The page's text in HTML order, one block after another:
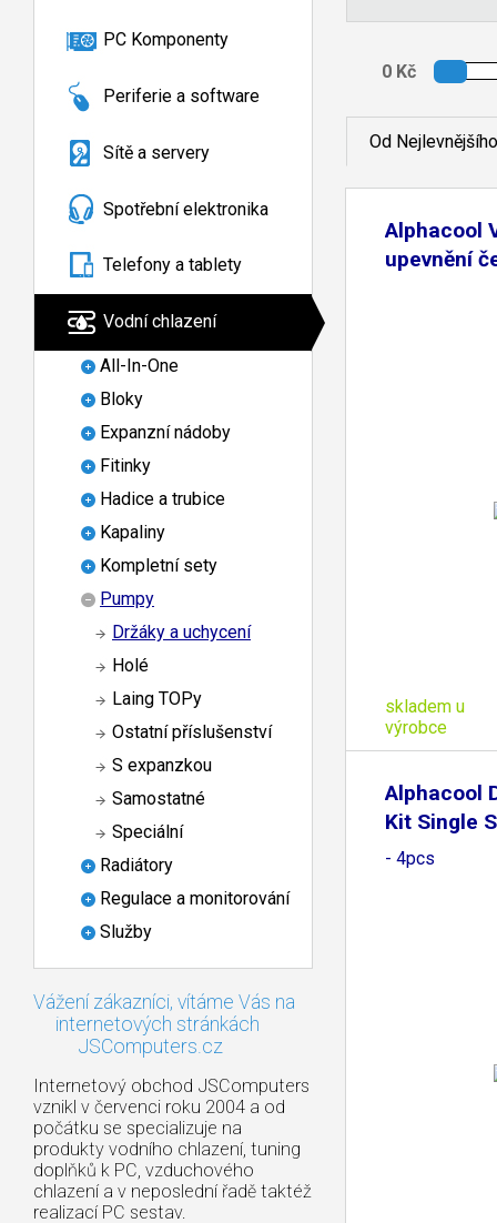
PC Komponenty
Periferie a software
Sítě a servery
Spotřební elektronika
Telefony a tablety
Vodní chlazení
All-In-One
Bloky
Expanzní nádoby
Fitinky
Hadice a trubice
Kapaliny
Kompletní sety
Pumpy
Držáky a uchycení
Holé
Laing TOPy
Ostatní příslušenství
S expanzkou
Samostatné
Speciální
Radiátory
Regulace a monitorování
Služby
Vážení zákazníci, vítáme Vás na
internetových stránkách
JSComputers.cz
Internetový obchod JSComputers
vznikl v červenci roku 2004 a od
počátku se specializuje na
produkty vodního chlazení, tuning
doplňků k PC, vzduchového
chlazení a v neposlední řadě taktéž
realizací PC sestav.
Od Nejlevnějšího
Alphacool
upevnění
skladem u
výrobce
Alphacool
Kit Single
- 4pcs